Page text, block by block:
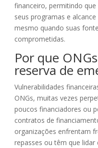
financeiro, permitindo
seus programas e
mesmo quando suas
comprometidas.
Por que
reserva de
Vulnerabilidades
ONGs, muitas vezes
poucos financiadores ou
contratos de
organizações enfrentam
repasses ou têm que